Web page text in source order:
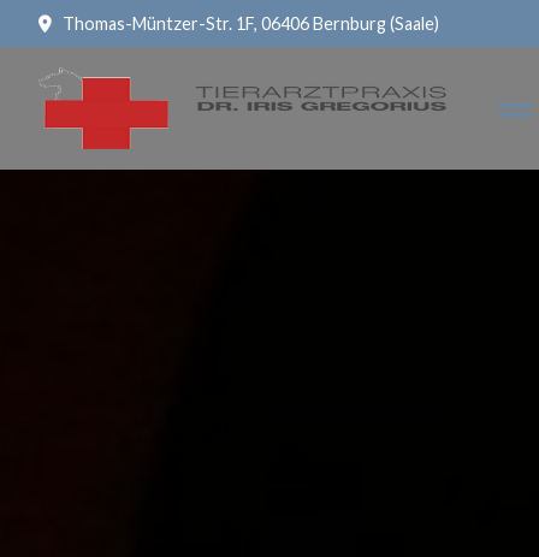
Thomas-Müntzer-Str. 1F, 06406 Bernburg (Saale)